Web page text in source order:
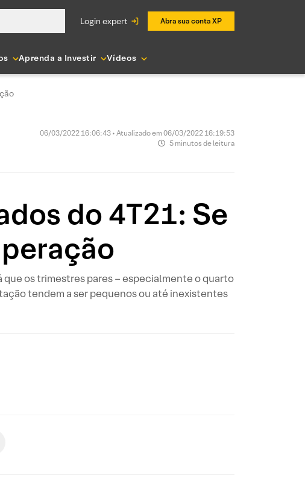
login expert Abra sua conta XP
Aprenda a Investir Vídeos
06/03/2022 16:06:43 • Atualizado em 06/03/2022 16:19:53
5 minutos de leitura
do 4T21: Se
os trimestres pares – especialmente o quarto
tendem a ser pequenos ou até inexistentes